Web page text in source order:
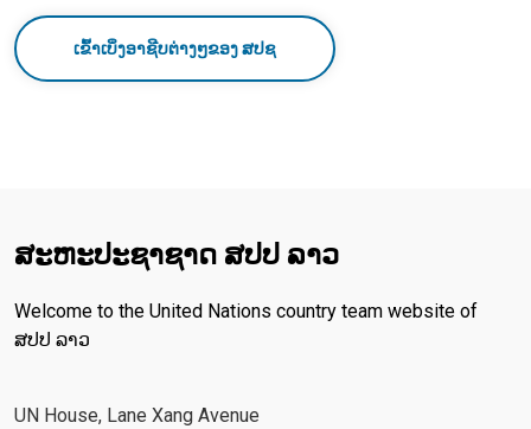
ເຂົ້າເບິ່ງອາຊີບຕ່າງໆຂອງ ສປຊ
ສະ​ຫະ​ປະ​ຊາ​ຊາດ ສປປ ລາວ
Welcome to the United Nations country team website of
ສປປ ລາວ
UN House, Lane Xang Avenue